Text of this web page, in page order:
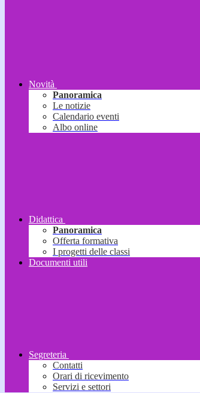
Novità
Panoramica
Le notizie
Calendario eventi
Albo online
Didattica
Panoramica
Offerta formativa
I progetti delle classi
Documenti utili
Segreteria
Contatti
Orari di ricevimento
Servizi e settori